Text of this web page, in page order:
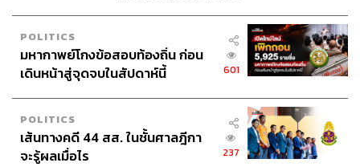
POLITICS
มหากาพย์โกงข้อสอบท้องถิ่น ก่อน
เดินหน้าสู่จุดจบในสัปดาห์นี้
601
POLITICS
เส้นทางคดี 44 สส. ในชั้นศาลฎีกา
จะรู้ผลเมื่อไร
237